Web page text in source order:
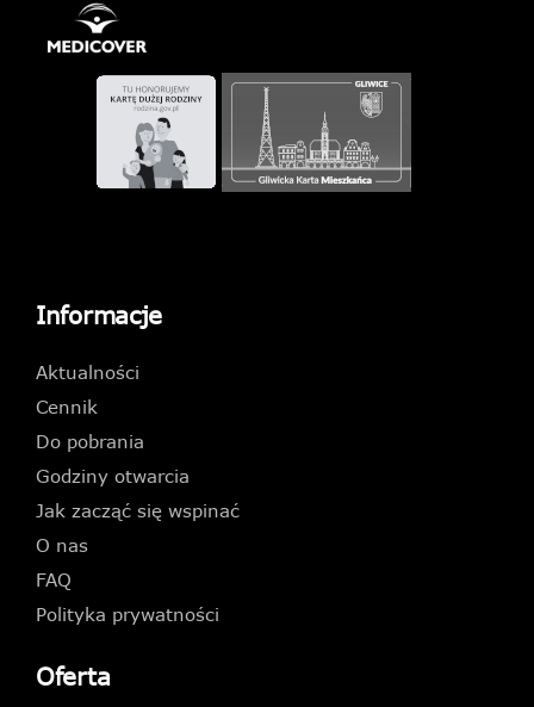
Informacje
Aktualności
Cennik
Do pobrania
Godziny otwarcia
Jak zacząć się wspinać
O nas
FAQ
Polityka prywatności
Oferta